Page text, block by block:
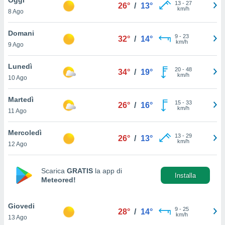
è
al sito
di
ci
di
il
un
la
nella
8 Ago
26° / 13° 13- 27
km/h
Domani
9 Ago
32° / 14° 9- 23
km/h
Lunedì
10 Ago
34° / 19° 20- 48
km/h
Martedì
11 Ago
26° / 16° 15- 33
km/h
Mercoledì
12 Ago
26° / 13° 13- 29
km/h
Scarica GRATIS la app di
Meteored!
Installa
Giovedi
13 Ago
28° / 14° 9- 25
km/h